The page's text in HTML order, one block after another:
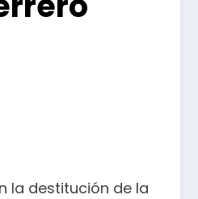
la destitución de la